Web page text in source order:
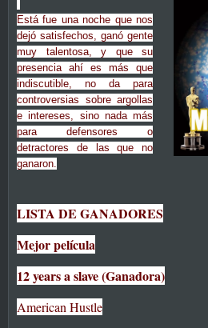
Está fue una noche que nos
dejó satisfechos, ganó gente
muy talentosa, y que su
presencia ahí es más que
indiscutible, no da para
controversias sobre argollas
e intereses, sino nada más
para defensores o
detractores de las que no
ganaron.
LISTA DE GANADORES
Mejor película
12 years a slave (Ganadora)
American Hustle